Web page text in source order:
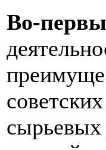
Во-
сырьевых